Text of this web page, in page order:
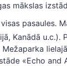
mākslas
pasaules.
Kanādā
«Echo and